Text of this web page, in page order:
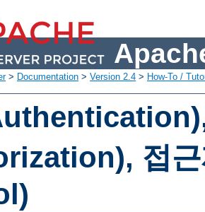
> Documentation > Version 2.4 > How-To /
접